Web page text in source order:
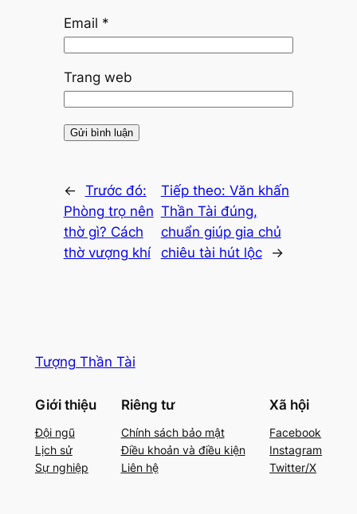
Email *
Trang web
← Trước đó:
Phòng trọ nên
thờ gì? Cách
thờ vượng khí
Tiếp theo: Văn khấn
Thần Tài đúng,
chuẩn giúp gia chủ
chiêu tài hút lộc
→
Tượng Thần Tài
Giới thiệu
Đội ngũ
Lịch sử
Sự nghiệp
Riêng tư
Chính sách bảo mật
Điều khoản và điều kiện
Liên hệ
Xã hội
Facebook
Instagram
Twitter/X